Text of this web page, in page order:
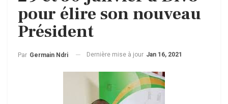
pour élire son nouveau
Président
Par Germain Ndri Dernière mise à jour Jan 16, 2021